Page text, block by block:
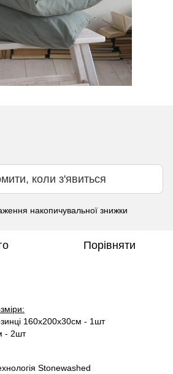
коли з'явиться
накопичувальної знижки
Порівняти
160х200х30см - 1шт
- 2шт
Stonewashed